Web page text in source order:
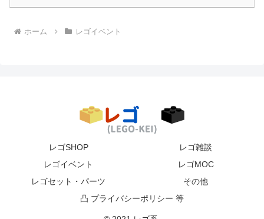
ホーム レゴイベント
レゴSHOP
レゴ雑談
レゴイベント
レゴMOC
レゴセット・パーツ
その他
凸 プライバシーポリシー 等